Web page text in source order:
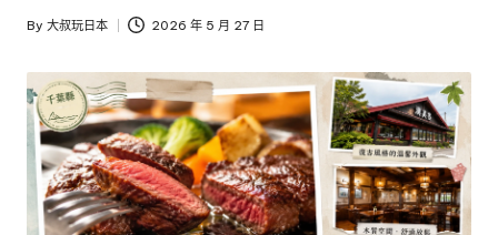
Posted
By 大叔玩日本 2026 年 5 月 27 日